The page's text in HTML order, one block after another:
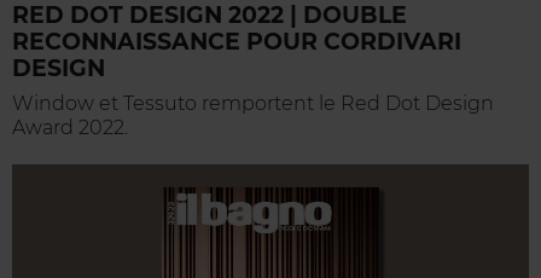
RED DOT DESIGN 2022 | DOUBLE
RECONNAISSANCE POUR CORDIVARI
DESIGN
Window et Tessuto remportent le Red Dot Design
Award 2022.